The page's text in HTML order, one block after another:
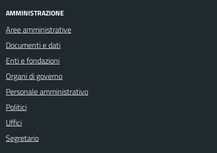
AMMINISTRAZIONE
Aree amministrative
Documenti e dati
Enti e fondazioni
Organi di governo
Personale amministrativo
Politici
Uffici
Segretario